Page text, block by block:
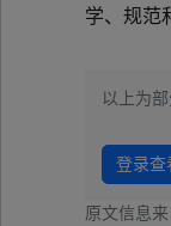
学、规范
以上为
登录查
原文信息来